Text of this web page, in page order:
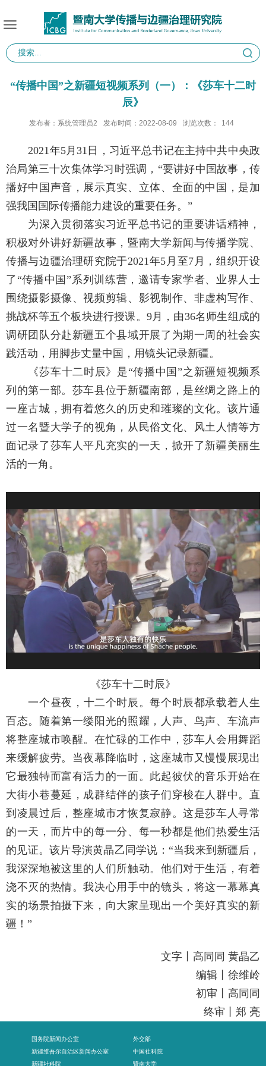
“传播中国”之新疆短视频系列（一）：《莎车十二时
辰》
发布者：系统管理员2 发布时间：2022-08-09 浏览次数： 144
2021年5月31 日，习近平总书记在主持中共中央政
治局第三十次集体学习时强调，“要讲好中国故事，传
播好中国声音，展示真实、立体、全面的中国，是加
强我国国际传播能力建设的重要任务。”
为深入贯彻落实习近平总书记的重要讲话精神，
积极对外讲好新疆故事，暨南大学新闻与传播学院、
传播与边疆治理研究院于2021年5 月至7 月，组织开设
了“传播中国”系列训练营，邀请专家学者、业界人士
围绕摄影摄像、视频剪辑、影视制作、非虚构写作、
挑战杯等五个板块进行授课。 9月，由36名师生组成的
调研团队分赴新疆五个县域开展了为期一周的社会实
践活动，用脚步丈量中国，用镜头记录新疆。
《莎车十二时辰》是“传播中国”之新疆短视频系
列的第一部。莎车县位于新疆南部，是丝绸之路上的
一座古城，拥有着悠久的历史和璀璨的文化。该片通
过一名暨大学子的视角，从民俗文化、风土人情等方
面记录了莎车人平凡充实的一天，掀开了新疆美丽生
活的一角。
《莎车十二时辰》
一个昼夜，十二个时辰。每个时辰都承载着人生
百态。随着第一缕阳光的照耀，人声、鸟声、车流声
将整座城市唤醒。在忙碌的工作中，莎车人会用舞蹈
来缓解疲劳。当夜幕降临时，这座城市又慢慢展现出
它最独特而富有活力的一面。此起彼伏的音乐开始在
大街小巷蔓延，成群结伴的孩子们穿梭在人群中。直
到凌晨过后，整座城市才恢复寂静。这是莎车人寻常
的一天，而片中的每一分、每一秒都是他们热爱生活
的见证。该片导演黄晶乙同学说：“当我来到新疆后，
我深深地被这里的人们所触动。他们对于生活，有着
浇不灭的热情。我决心用手中的镜头，将这一幕幕真
实的场景拍摄下来，向大家呈现出一个美好真实的新
疆！”
文字丨高同同 黄晶乙
编辑丨徐维岭
初审 丨高同同
终审丨郑 亮
国务院新闻办公室
外交部
新疆维吾尔自治区新闻办公室
中国社科院
新疆社科院
暨南大学